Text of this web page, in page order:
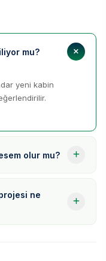
mu?
yeni kabin
olur mu?
ne